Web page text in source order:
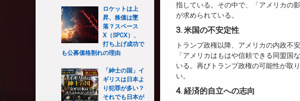
指している。その中で、「アメリカの
が求められている。
3. 米国の不安定性
トランプ政権以降、アメリカの内政不
「アメリカはもはや信頼できる同盟国
いる。再びトランプ政権の可能性が取
い。
4. 経済的自立への志向
ロケットは上
昇、株価は墜
落？スペース
X（SPCX）、
打ち上げ成功で
も公募価格割れの理由
「紳士の国」イ
ギリスは日本よ
り犯罪が多い？
それでも日本が